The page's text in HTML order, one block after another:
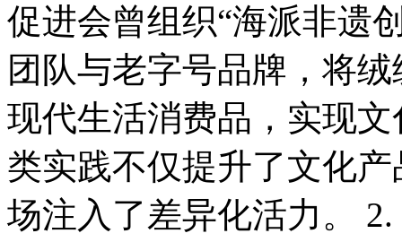
促进会曾组织“海派非遗
团队与老字号品牌，将
现代生活消费品，实现
类实践不仅提升了文化
场注入了差异化活力。